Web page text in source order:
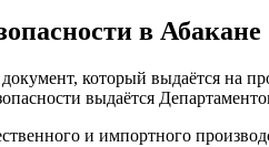
в Абакане
который выдаётся на
выдаётся
и импортного